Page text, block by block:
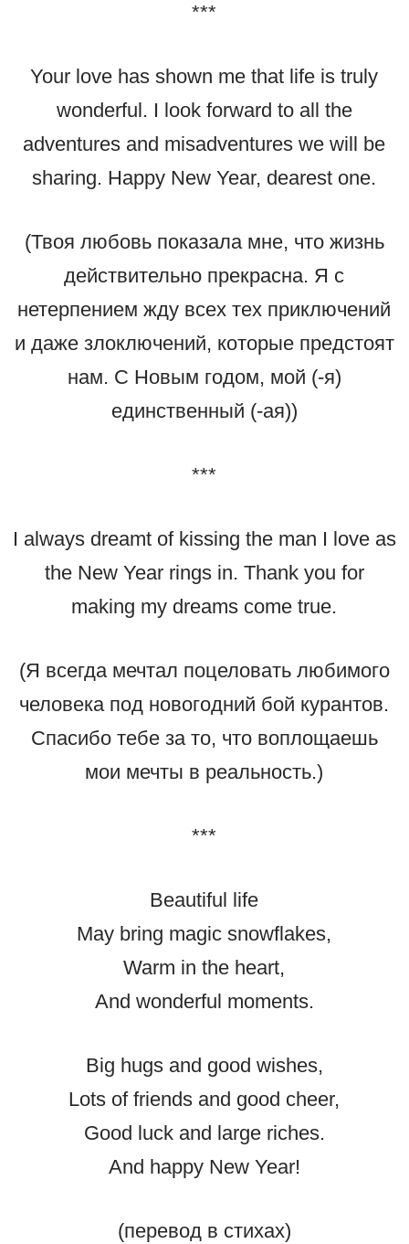
***
Your love has shown me that life is truly
wonderful. I look forward to all the
adventures and misadventures we will be
sharing. Happy New Year, dearest one.
(Твоя любовь показала мне, что жизнь
действительно прекрасна. Я с
нетерпением жду всех тех приключений
и даже злоключений, которые предстоят
нам. С Новым годом, мой (-я)
единственный (-ая))
***
I always dreamt of kissing the man I love as
the New Year rings in. Thank you for
making my dreams come true.
(Я всегда мечтал поцеловать любимого
человека под новогодний бой курантов.
Спасибо тебе за то, что воплощаешь
мои мечты в реальность.)
***
Beautiful life
May bring magic snowflakes,
Warm in the heart,
And wonderful moments.
Big hugs and good wishes,
Lots of friends and good cheer,
Good luck and large riches.
And happy New Year!
(перевод в стихах)